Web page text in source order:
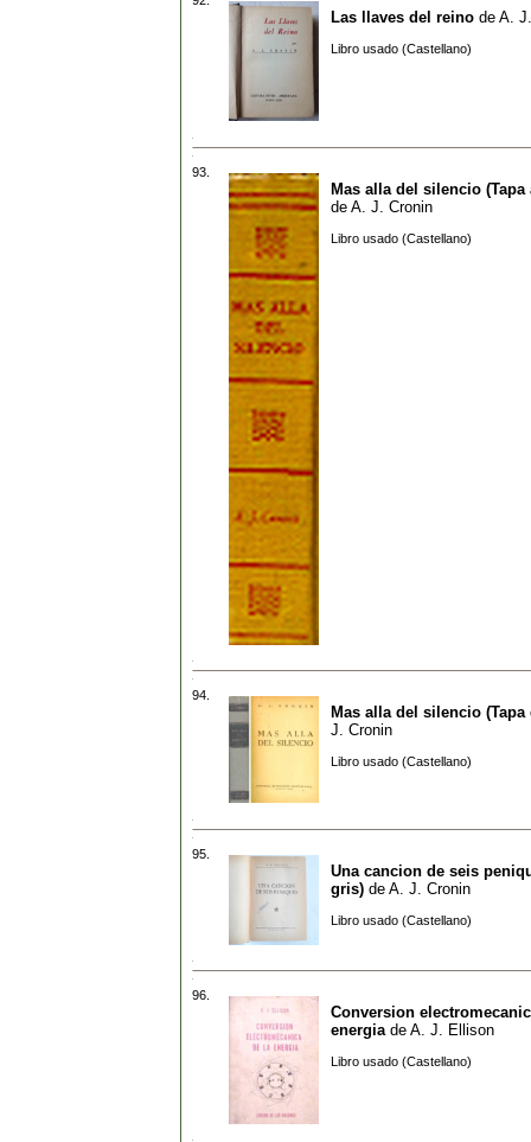
Las llaves del reino de A.
Libro usado (Castellano)
93.
Mas alla del silencio (Tapa
de A. J. Cronin
Libro usado (Castellano)
94.
Mas alla del silencio (Tapa
J. Cronin
Libro usado (Castellano)
95.
Una cancion de seis
gris) de A. J. Cronin
Libro usado (Castellano)
96.
Conversion
energia de A. J. Ellison
Libro usado (Castellano)